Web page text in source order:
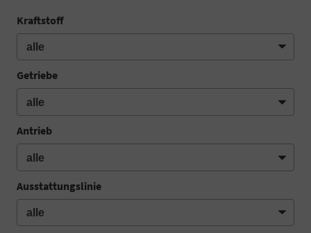
Kraftstoff
Getriebe
Antrieb
Ausstattungslinie